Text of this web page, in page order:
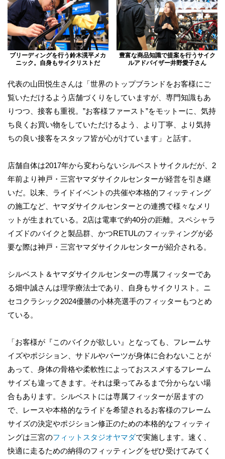
ブリーディングを行う鈴木滉平メカ
ニック。自身もサイクリストだ
豊富な商品知識で提案を行うサイク
ルアドバイザー井野愛子さん
代表の山田悦生さんは「世界のトップブランドをお客様にご
覧いただけるよう店舗づくりをしていますが、専門知識もあ
りつつ、接客も重視。”お客様ファースト”をモットーに、気持
ち良くお買い物をしていただけるよう、より丁寧、より気持
ちの良い接客をスタッフ皆が心がけています」と話す。
店舗自体は2017年から変わらないシルベストサイクルだが、2
年前より神戸・三宮ヤマダサイクルセンターが経営を引き継
いだ。以来、ライドイベントの共催や本格的フィッティング
の施工など、ヤマダサイクルセンターとの連携で様々なメリ
ットが生まれている。2店は電車で約40分の距離。スペシャラ
イズドのバイクと製品群、かつRETULのフィッティングが必
要な際は神戸・三宮ヤマダサイクルセンターが紹介される。
シルベスト＆ヤマダサイクルセンターの専属フィッターであ
る畑中誠さんは理学療法士であり、自身もサイクリスト。ニ
セコクラシック2024優勝の小林亮選手のフィッターもつとめ
ている。
「お客様が『このバイクが欲しい』となっても、フレームサ
イズやポジション、サドルやパーツが身体に合わないことが
あって、身体の骨格や柔軟性によっておススメするフレーム
サイズも違ってきます。それは乗ってみるまで分からない場
合もあります。シルベストには専属フィッターが居ますの
で、レースや本格的なライドを希望されるお客様のフレーム
サイズの決定やポジション修正のための本格的なフィッティ
ングは三宮のフィットスタジオヤマダで実施します。速く、
快適に走るための納得のフィッティングをぜひ受けてみてく